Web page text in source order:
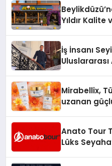
Yıldır Kalite
İş İnsanı
Mirabellix,
uzanan
Anato Tour
Lüks